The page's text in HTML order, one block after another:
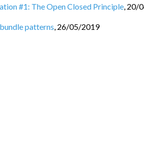
#1: The Open Closed Principle, 20/
patterns, 26/05/2019